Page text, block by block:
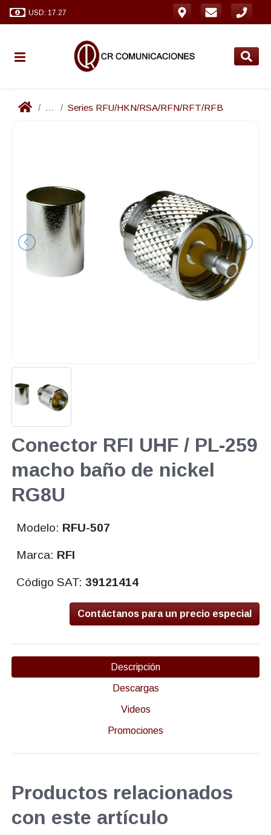
USD: 17.27
... Series RFU/HKN/RSA/RFN/RFT/RFB
Conector RFI UHF / PL-259
macho baño de nickel
RG8U
Modelo: RFU-507
Marca: RFI
Código SAT:39121414
Contáctanos para un precio especial
Descripción
Descargas
Videos
Promociones
Productos relacionados
con este artículo